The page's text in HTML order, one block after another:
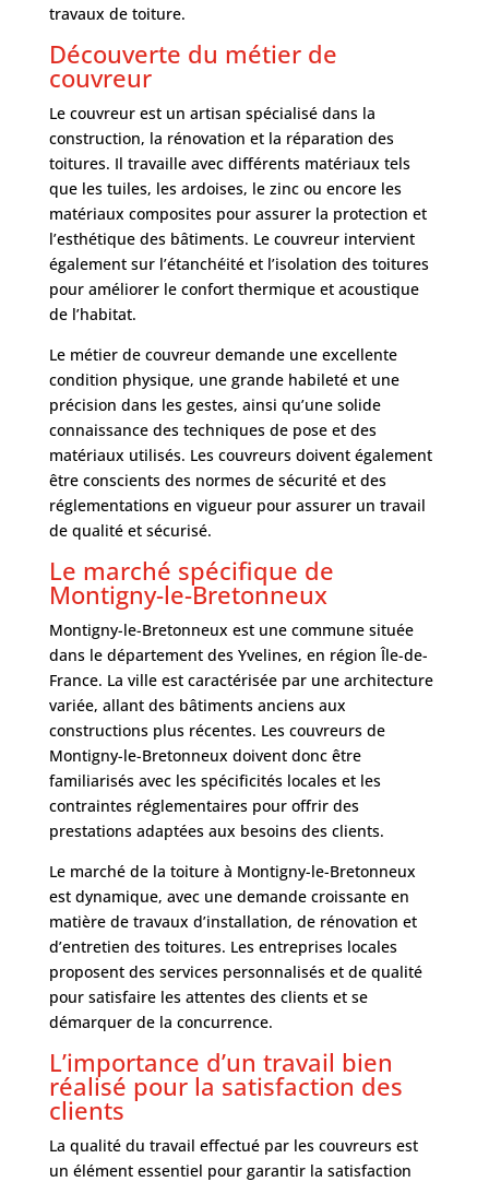
travaux de toiture.
Découverte du métier de
couvreur
Le couvreur est un artisan spécialisé dans la
construction, la rénovation et la réparation des
toitures. Il travaille avec différents matériaux tels
que les tuiles, les ardoises, le zinc ou encore les
matériaux composites pour assurer la protection et
l’esthétique des bâtiments. Le couvreur intervient
également sur l’étanchéité et l’isolation des toitures
pour améliorer le confort thermique et acoustique
de l’habitat.
Le métier de couvreur demande une excellente
condition physique, une grande habileté et une
précision dans les gestes, ainsi qu’une solide
connaissance des techniques de pose et des
matériaux utilisés. Les couvreurs doivent également
être conscients des normes de sécurité et des
réglementations en vigueur pour assurer un travail
de qualité et sécurisé.
Le marché spécifique de
Montigny-le-Bretonneux
Montigny-le-Bretonneux est une commune située
dans le département des Yvelines, en région Île-de-
France. La ville est caractérisée par une architecture
variée, allant des bâtiments anciens aux
constructions plus récentes. Les couvreurs de
Montigny-le-Bretonneux doivent donc être
familiarisés avec les spécificités locales et les
contraintes réglementaires pour offrir des
prestations adaptées aux besoins des clients.
Le marché de la toiture à Montigny-le-Bretonneux
est dynamique, avec une demande croissante en
matière de travaux d’installation, de rénovation et
d’entretien des toitures. Les entreprises locales
proposent des services personnalisés et de qualité
pour satisfaire les attentes des clients et se
démarquer de la concurrence.
L’importance d’un travail bien
réalisé pour la satisfaction des
clients
La qualité du travail effectué par les couvreurs est
un élément essentiel pour garantir la satisfaction